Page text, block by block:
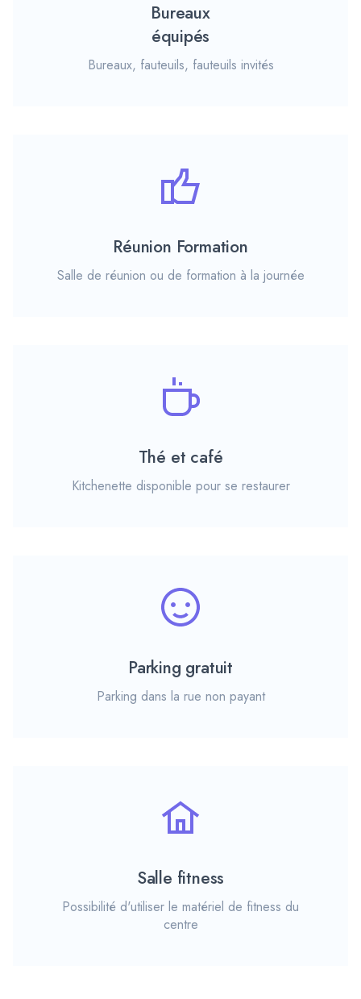
Bureaux
équipés
Bureaux, fauteuils, fauteuils invités
Réunion Formation
Salle de réunion ou de formation à la journée
Thé et café
Kitchenette disponible pour se restaurer
Parking gratuit
Parking dans la rue non payant
Salle fitness
Possibilité d'utiliser le matériel de fitness du
centre